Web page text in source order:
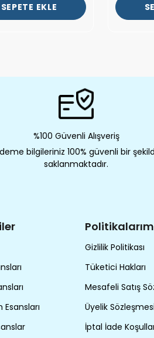
SEPETE EKLE
%100 Güvenli Alışveriş
bilgileriniz 100% güvenli bir
saklanmaktadır.
Esansları
Gizlilik Politikası
Tüketici Hakları
Mesafeli Satış
Üyelik Sözleşmesi
İptal İade